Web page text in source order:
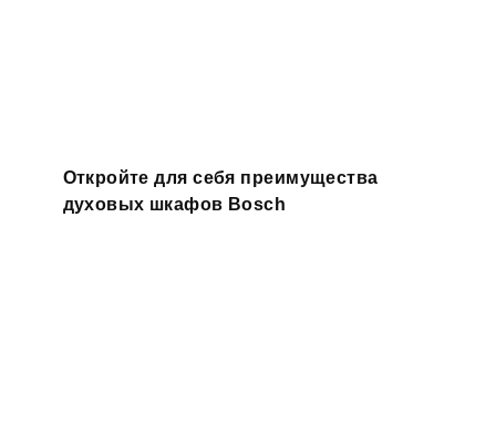
Откройте для себя преимущества
духовых шкафов Bosch